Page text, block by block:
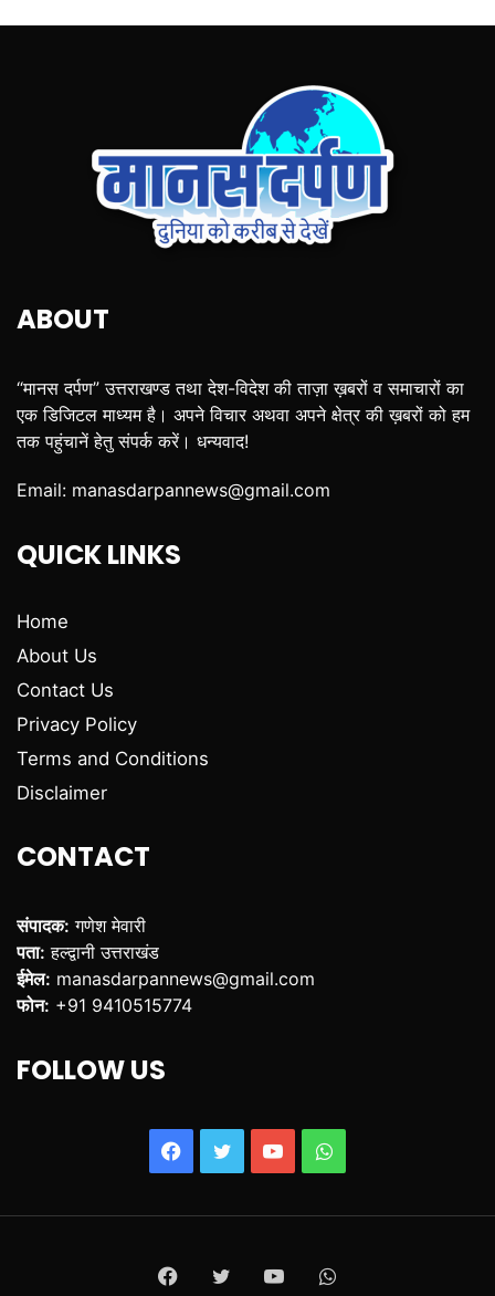
ABOUT
“मानस दर्पण” उत्तराखण्ड तथा देश-विदेश की ताज़ा ख़बरों व समाचारों का
एक डिजिटल माध्यम है। अपने विचार अथवा अपने क्षेत्र की ख़बरों को हम
तक पहुंचानें हेतु संपर्क करें। धन्यवाद!
Email: manasdarpannews@gmail.com
QUICK LINKS
Home
About Us
Contact Us
Privacy Policy
Terms and Conditions
Disclaimer
CONTACT
संपादक: गणेश मेवारी
पता: हल्द्वानी उत्तराखंड
ईमेल: manasdarpannews@gmail.com
फोन: +91 9410515774
FOLLOW US
Facebook
TwitterYouTubeWhatsApp
Facebook
TwitterYouTubeWhatsApp